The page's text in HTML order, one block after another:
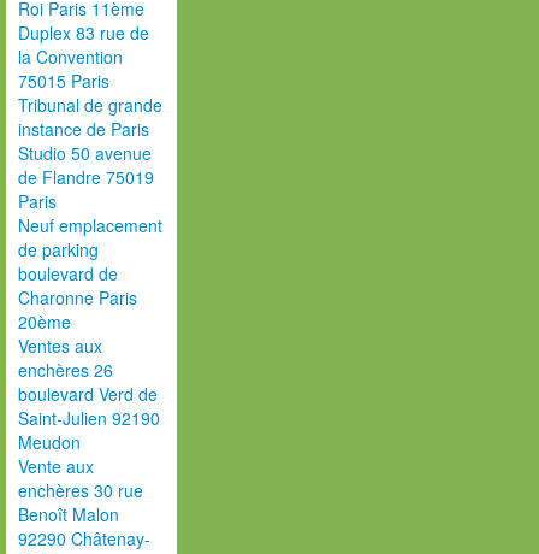
Roi Paris 11ème
Duplex 83 rue de
la Convention
75015 Paris
Tribunal de grande
instance de Paris
Studio 50 avenue
de Flandre 75019
Paris
Neuf emplacement
de parking
boulevard de
Charonne Paris
20ème
Ventes aux
enchères 26
boulevard Verd de
Saint-Julien 92190
Meudon
Vente aux
enchères 30 rue
Benoît Malon
92290 Châtenay-